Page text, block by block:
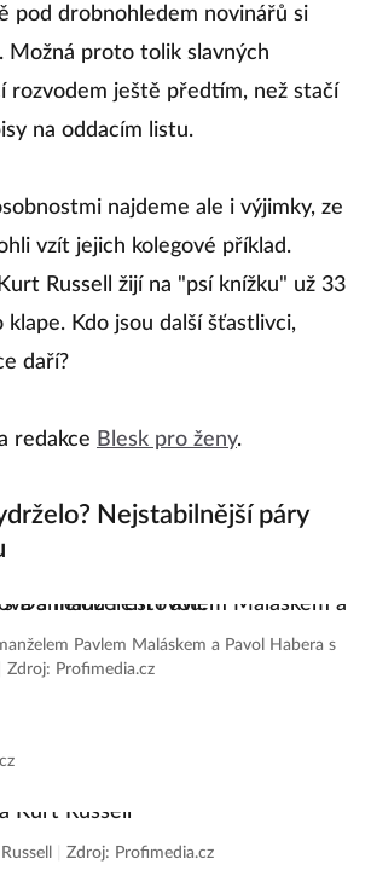
pod drobnohledem novinářů si
Možná proto tolik slavných
rozvodem ještě předtím, než stačí
na oddacím listu.
najdeme ale i výjimky, ze
vzít jejich kolegové příklad.
Russell žijí na "psí knížku" už 33
klape. Kdo jsou další šťastlivci,
daří?
redakce Blesk pro ženy.
Nejstabilnější páry
Pavlem Maláskem a Pavol Habera s
Zdroj: Profimedia.cz
Zdroj: Profimedia.cz